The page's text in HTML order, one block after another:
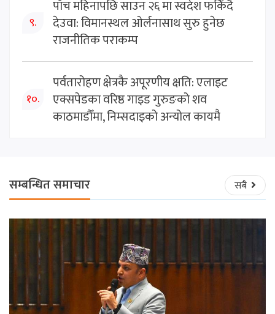
९.
पाँच महिनापछि साउन २६ मा स्वदेश फर्किँदै
देउवा: विमानस्थल ओर्लनासाथ सुरु हुनेछ
राजनीतिक पराकम्प
१०.
पर्वतारोहण क्षेत्रकै अपूरणीय क्षति: एलाइट
एक्सपेडका वरिष्ठ गाइड गुरुङको शव
काठमाडौँमा, निम्सदाइको अन्योल कायमै
सम्बन्धित समाचार सबै